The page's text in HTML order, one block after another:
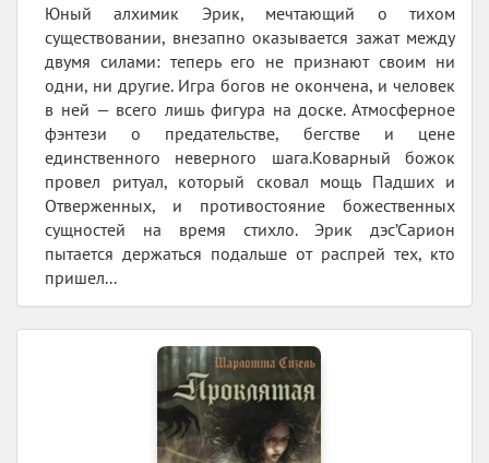
Юный алхимик Эрик, мечтающий о тихом
существовании, внезапно оказывается зажат между
двумя силами: теперь его не признают своим ни
одни, ни другие. Игра богов не окончена, и человек
в ней — всего лишь фигура на доске. Атмосферное
фэнтези о предательстве, бегстве и цене
единственного неверного шага.Коварный божок
провел ритуал, который сковал мощь Падших и
Отверженных, и противостояние божественных
сущностей на время стихло. Эрик дэс’Сарион
пытается держаться подальше от распрей тех, кто
пришел...